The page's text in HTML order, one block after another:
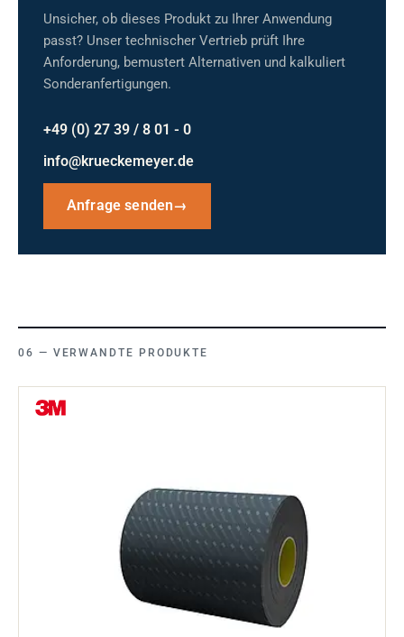
Unsicher, ob dieses Produkt zu Ihrer Anwendung
passt? Unser technischer Vertrieb prüft Ihre
Anforderung, bemustert Alternativen und kalkuliert
Sonderanfertigungen.
+49 (0) 27 39 / 8 01 - 0
info@krueckemeyer.de
Anfrage senden→
VERWANDTE PRODUKTE